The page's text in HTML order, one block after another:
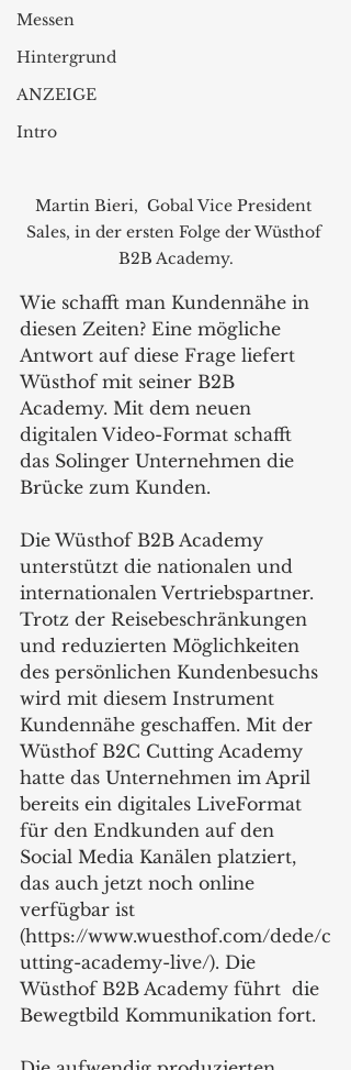
Messen
Hintergrund
ANZEIGE
Intro
Martin Bieri,  Gobal Vice President
Sales, in der ersten Folge der Wüsthof
B2B Academy.
Wie schafft man Kundennähe in
diesen Zeiten? Eine mögliche
Antwort auf diese Frage liefert
Wüsthof mit seiner B2B
Academy. Mit dem neuen
digitalen Video-Format schafft
das Solinger Unternehmen die
Brücke zum Kunden.
Die Wüsthof B2B Academy
unterstützt die nationalen und
internationalen Vertriebspartner.
Trotz der Reisebeschränkungen
und reduzierten Möglichkeiten
des persönlichen Kundenbesuchs
wird mit diesem Instrument
Kundennähe geschaffen. Mit der
Wüsthof B2C Cutting Academy
hatte das Unternehmen im April
bereits ein digitales LiveFormat
für den Endkunden auf den
Social Media Kanälen platziert,
das auch jetzt noch online
verfügbar ist
(https://www.wuesthof.com/dede/c
utting-academy-live/). Die
Wüsthof B2B Academy führt  die
Bewegtbild Kommunikation fort.